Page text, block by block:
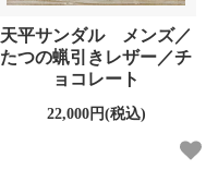
天平サンダル メンズ／
たつの蝋引きレザー／チ
ョコレート
22,000円(税込)